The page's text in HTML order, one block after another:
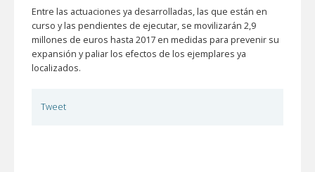
Entre las actuaciones ya desarrolladas, las que están en
curso y las pendientes de ejecutar, se movilizarán 2,9
millones de euros hasta 2017 en medidas para prevenir su
expansión y paliar los efectos de los ejemplares ya
localizados.
Tweet